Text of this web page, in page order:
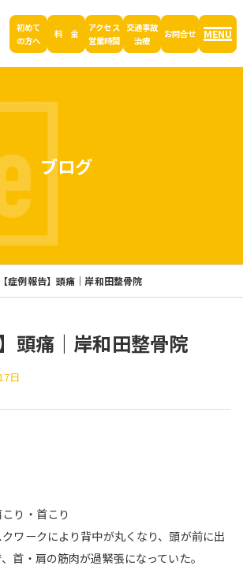
初めて
の方へ
料 金
アクセス
営業時間
交通事故
治療
お問合せ MENU
ブログ
【症例報告】頭痛｜岸和田整骨院
頭痛｜岸和田整骨院
日
こり・首こり
ワークにより背中が丸くなり、頭が前に出
首・肩の筋肉が過緊張になっていた。